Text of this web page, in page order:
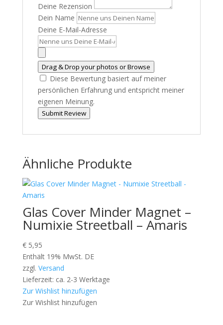
Deine Rezension
Dein Name
Deine E-Mail-Adresse
Drag & Drop your photos orBrowse
Diese Bewertung basiert auf meiner
persönlichen Erfahrung und entspricht meiner
eigenen Meinung.
Submit Review
Ähnliche Produkte
Glas Cover Minder Magnet –
Numixie Streetball – Amaris
€5,95
Enthält 19% MwSt. DE
zzgl. Versand
Lieferzeit: ca. 2-3 Werktage
Zur Wishlist hinzufügen
Zur Wishlist hinzufügen